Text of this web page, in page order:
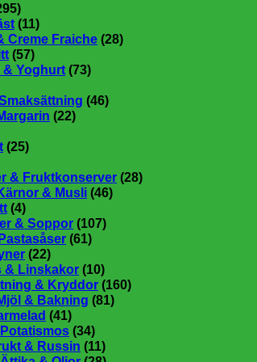
(11)
Creme Fraiche (28)
(57)
& Yoghurt (73)
(46)
(22)
(25)
& Fruktkonserver (28)
& Musli (46)
(4)
& Soppor (107)
(61)
(22)
& Linskakor (10)
& Kryddor (160)
& Bakning (81)
(41)
(34)
& Russin (11)